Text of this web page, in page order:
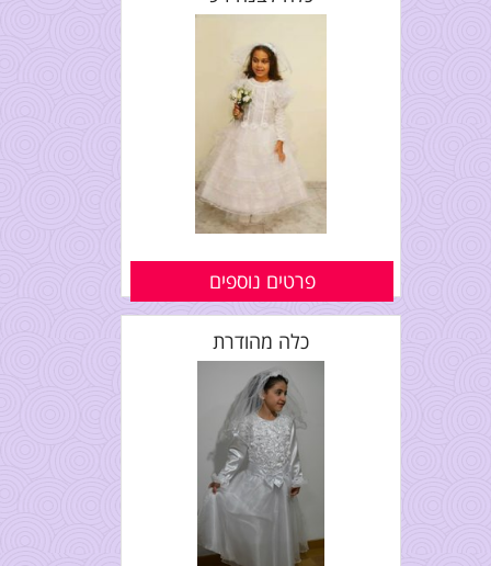
פרטים נוספים
כלה מהודרת